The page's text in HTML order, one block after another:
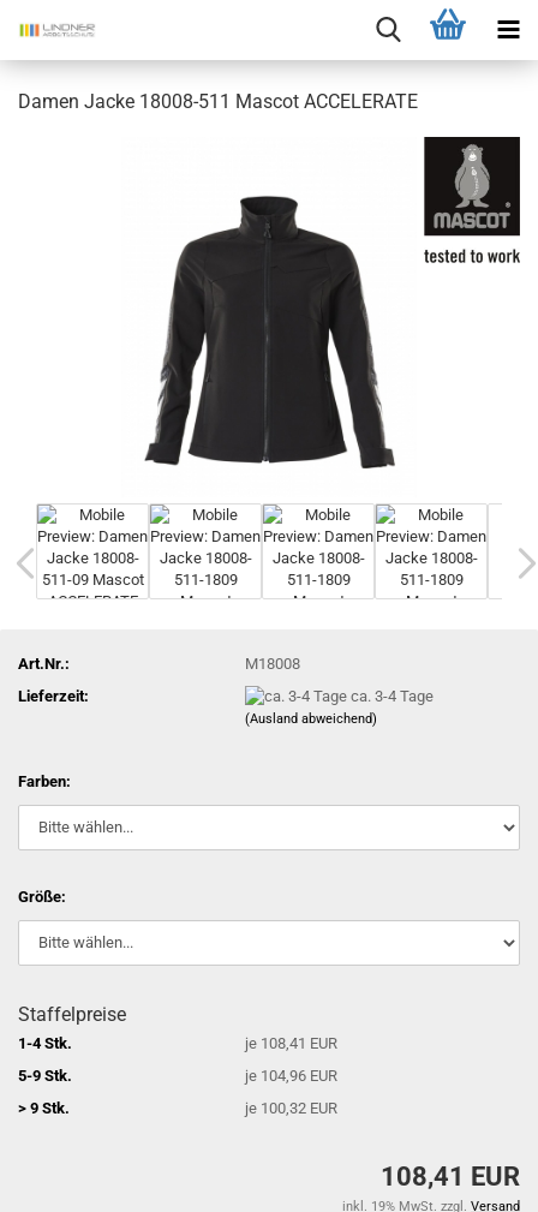
Damen Jacke 18008-511 Mascot ACCELERATE
Art.Nr.:
M18008
Lieferzeit:
ca. 3-4 Tage
(Ausland abweichend)
Farben:
Größe:
Staffelpreise
1-4 Stk.
je 108,41 EUR
5-9 Stk.
je 104,96 EUR
> 9 Stk.
je 100,32 EUR
108,41 EUR
inkl. 19% MwSt. zzgl. Versand